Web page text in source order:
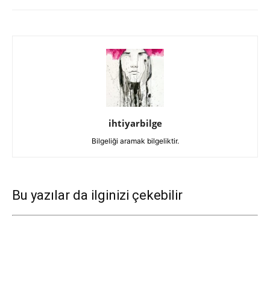
ihtiyarbilge
Bilgeliği aramak bilgeliktir.
Bu yazılar da ilginizi çekebilir